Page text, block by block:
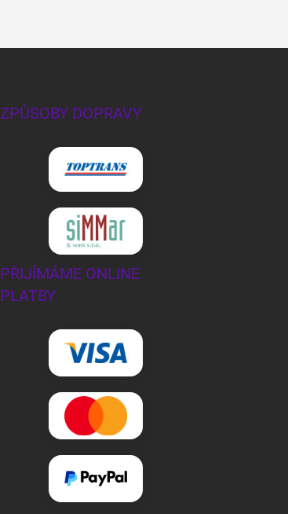
ZPŮSOBY DOPRAVY
PŘIJÍMÁME ONLINE
PLATBY